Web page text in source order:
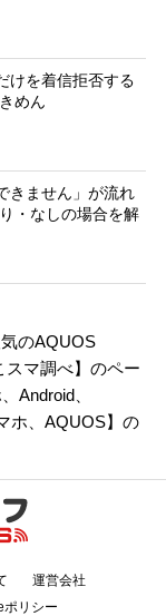
けを着信拒否する
めん
きません」が流れ
・なしの場合を解
のAQUOS
スマ調べ】のペー
、Android
ホ 、AQUOS】の
運営会社
リシー